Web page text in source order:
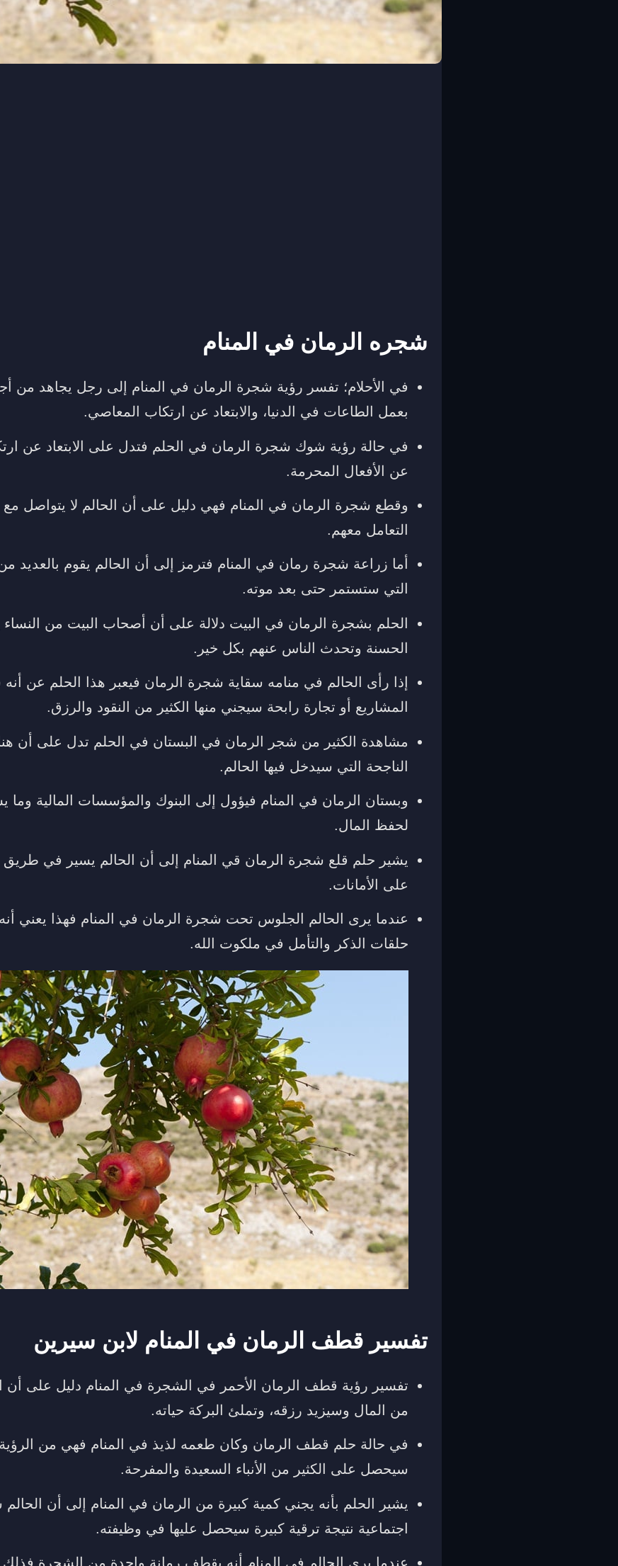
شجره الرمان في المنام
في الأحلام؛ تفسر رؤية شجرة الرمان في المنام إلى رجل يجاهد من
بعمل الطاعات في الدنيا، والابتعاد عن ارتكاب المعاصي.
في حالة رؤية شوك شجرة الرمان في الحلم فتدل على الابتعاد عن
عن الأفعال المحرمة.
وقطع شجرة الرمان في المنام فهي دليل على أن الحالم لا يتواصل
التعامل معهم.
أما زراعة شجرة رمان في المنام فترمز إلى أن الحالم يقوم بالعديد
التي ستستمر حتى بعد موته.
الحلم بشجرة الرمان في البيت دلالة على أن أصحاب البيت من
الحسنة وتحدث الناس عنهم بكل خير.
إذا رأى الحالم في منامه سقاية شجرة الرمان فيعبر هذا الحلم عن
المشاريع أو تجارة رابحة سيجني منها الكثير من النقود والرزق.
مشاهدة الكثير من شجر الرمان في البستان في الحلم تدل على أن
الناجحة التي سيدخل فيها الحالم.
وبستان الرمان في المنام فيؤول إلى البنوك والمؤسسات المالية وما
لحفظ المال.
يشير حلم قلع شجرة الرمان قي المنام إلى أن الحالم يسير في طريق
على الأمانات.
عندما يرى الحالم الجلوس تحت شجرة الرمان في المنام فهذا يعني
حلقات الذكر والتأمل في ملكوت الله.
تفسير قطف الرمان في المنام لابن سيرين
تفسير رؤية قطف الرمان الأحمر في الشجرة في المنام دليل على أن
من المال وسيزيد رزقه، وتملئ البركة حياته.
في حالة حلم قطف الرمان وكان طعمه لذيذ في المنام فهي من الرؤية
سيحصل على الكثير من الأنباء السعيدة والمفرحة.
يشير الحلم بأنه يجني كمية كبيرة من الرمان في المنام إلى أن
اجتماعية نتيجة ترقية كبيرة سيحصل عليها في وظيفته.
عندما يرى الحالم في المنام أنه يقطف رمانة واحدة من الشجرة